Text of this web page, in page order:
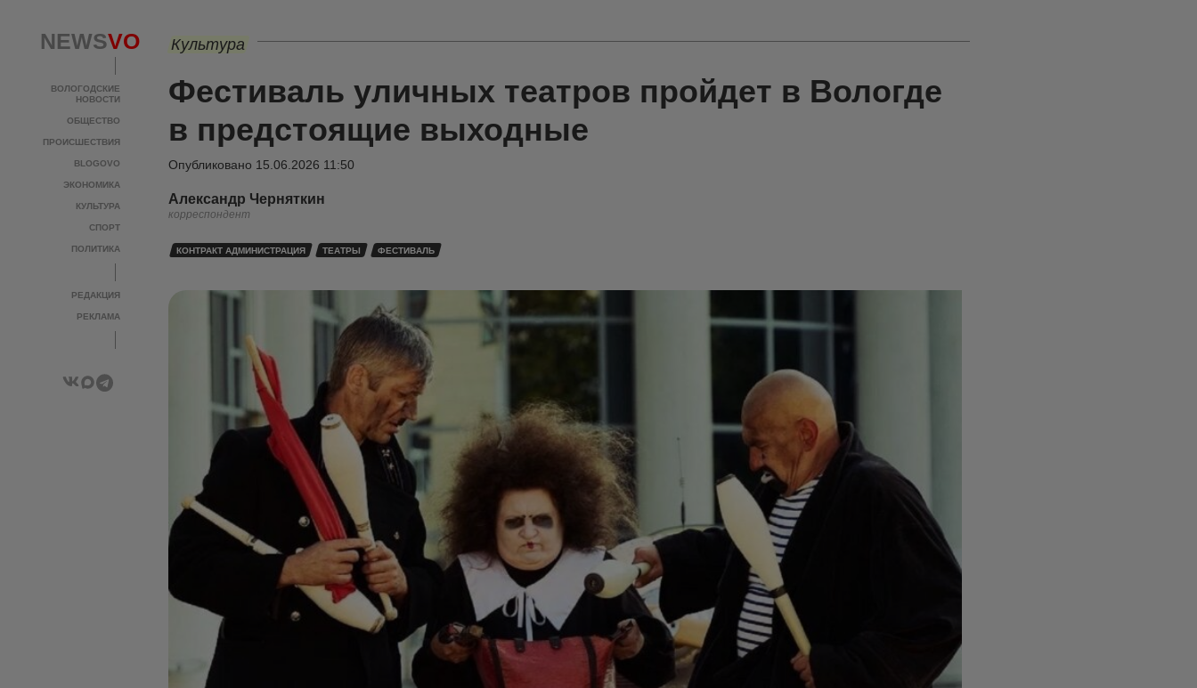
NEWSVO
ВОЛОГОДСКИЕ
НОВОСТИ
ОБЩЕСТВО
ПРОИСШЕСТВИЯ
BLOGOVO
ЭКОНОМИКА
КУЛЬТУРА
СПОРТ
ПОЛИТИКА
РЕДАКЦИЯ
РЕКЛАМА
Культура
Фестиваль уличных театров пройдет в Вологде
в предстоящие выходные
Опубликовано 15.06.2026 11:50
Александр Черняткин
корреспондент
КОНТРАКТ АДМИНИСТРАЦИЯ ТЕАТРЫ ФЕСТИВАЛЬ